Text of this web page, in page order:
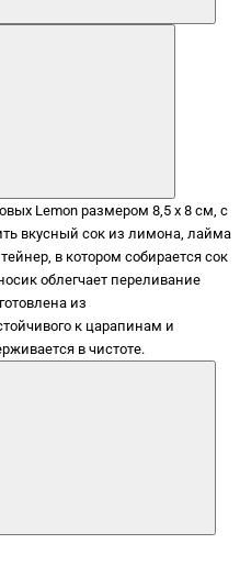
Lemon размером 8,5 x 8 см, с
вкусный сок из лимона, лайма
в котором собирается сок
облегчает переливание
из
к царапинам и
в чистоте.